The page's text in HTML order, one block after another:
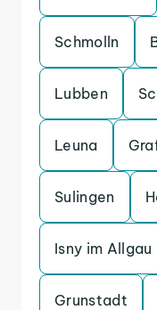
Schmolln
Lubben
Leuna
Sulingen
Isny im Allgau
Grunstadt